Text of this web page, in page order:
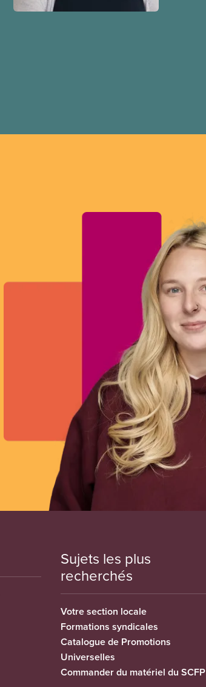
Sujets les plus
recherchés
Votre section locale
Formations syndicales
Catalogue de Promotions
Universelles
Commander du matériel du SCFP